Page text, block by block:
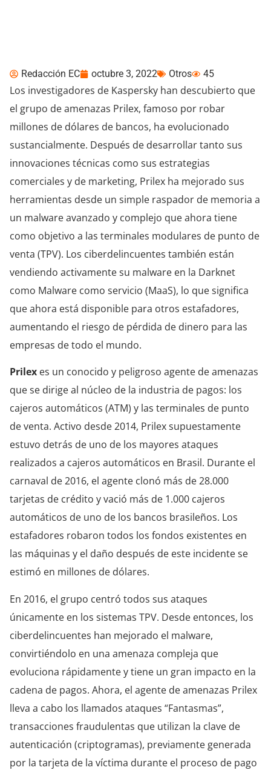
Redacción EC octubre 3, 2022 Otros 45
Los investigadores de Kaspersky han descubierto que
el grupo de amenazas Prilex, famoso por robar
millones de dólares de bancos, ha evolucionado
sustancialmente. Después de desarrollar tanto sus
innovaciones técnicas como sus estrategias
comerciales y de marketing, Prilex ha mejorado sus
herramientas desde un simple raspador de memoria a
un malware avanzado y complejo que ahora tiene
como objetivo a las terminales modulares de punto de
venta (TPV). Los ciberdelincuentes también están
vendiendo activamente su malware en la Darknet
como Malware como servicio (MaaS), lo que significa
que ahora está disponible para otros estafadores,
aumentando el riesgo de pérdida de dinero para las
empresas de todo el mundo.
Prilex es un conocido y peligroso agente de amenazas
que se dirige al núcleo de la industria de pagos: los
cajeros automáticos (ATM) y las terminales de punto
de venta. Activo desde 2014, Prilex supuestamente
estuvo detrás de uno de los mayores ataques
realizados a cajeros automáticos en Brasil. Durante el
carnaval de 2016, el agente clonó más de 28.000
tarjetas de crédito y vació más de 1.000 cajeros
automáticos de uno de los bancos brasileños. Los
estafadores robaron todos los fondos existentes en
las máquinas y el daño después de este incidente se
estimó en millones de dólares.
En 2016, el grupo centró todos sus ataques
únicamente en los sistemas TPV. Desde entonces, los
ciberdelincuentes han mejorado el malware,
convirtiéndolo en una amenaza compleja que
evoluciona rápidamente y tiene un gran impacto en la
cadena de pagos. Ahora, el agente de amenazas Prilex
lleva a cabo los llamados ataques “Fantasmas”,
transacciones fraudulentas que utilizan la clave de
autenticación (criptogramas), previamente generada
por la tarjeta de la víctima durante el proceso de pago